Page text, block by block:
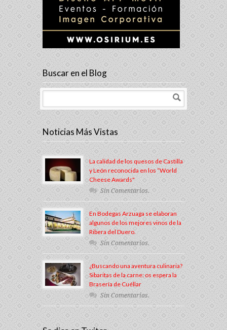
Buscar en el Blog
Noticias Más Vistas
La calidad de los quesos de Castilla
y León reconocida en los “World
Cheese Awards"
Sin Comentarios.
En Bodegas Arzuaga se elaboran
algunos de los mejores vinos de la
Ribera del Duero.
Sin Comentarios.
¿Buscando una aventura culinaria?
Sibaritas de la carne: os espera la
Brasería de Cuéllar
Sin Comentarios.